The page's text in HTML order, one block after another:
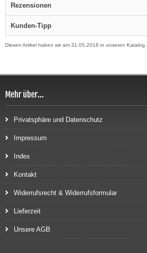
Rezensionen
Kunden-Tipp
Diesen Artikel haben wir am 31.05.2018 in unseren Katalog
Mehr über...
Privatsphäre und Datenschutz
Impressum
Index
Kontakt
Widerrufsrecht & Widerrufsformular
Lieferzeit
Unsere AGB